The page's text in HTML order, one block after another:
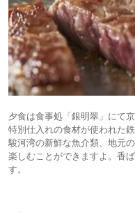
夕食は食事処「銀明翠」にて
特別仕入れの食材が使われた
駿河湾の新鮮な魚介類、地元
楽しむことができますよ。香
す。